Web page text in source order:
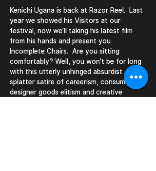
Kenichi Ugana is back at Razor Reel.  Last
year we showed his Visitors at our
festival, now we’ll taking his latest film
from his hands and present you
Incomplete Chairs.  Are you sitting
comfortably? Well, you won’t be for long
with this utterly unhinged absurdist
splatter satire of careerism, consumerism,
designer goods elitism and creative